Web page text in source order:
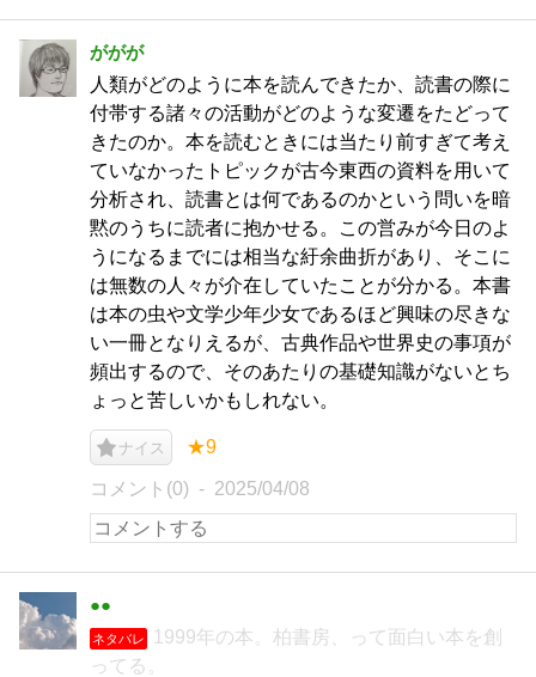
ががが
人類がどのように本を読んできたか、読書の際に
付帯する諸々の活動がどのような変遷をたどって
きたのか。本を読むときには当たり前すぎて考え
ていなかったトピックが古今東西の資料を用いて
分析され、読書とは何であるのかという問いを暗
黙のうちに読者に抱かせる。この営みが今日のよ
うになるまでには相当な紆余曲折があり、そこに
は無数の人々が介在していたことが分かる。本書
は本の虫や文学少年少女であるほど興味の尽きな
い一冊となりえるが、古典作品や世界史の事項が
頻出するので、そのあたりの基礎知識がないとち
ょっと苦しいかもしれない。
ナイス ★9
コメント(0) 2025/04/08
●●
ネタバレ
1999年の本。柏書房、って面白い本を創
ってる。